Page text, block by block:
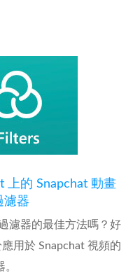
上的 Snapchat 動畫
濾器
濾器的最佳方法嗎？好
用於 Snapchat 視頻的